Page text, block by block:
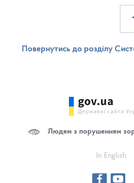
Повернутись до розділу
Людям з порушенням
In English